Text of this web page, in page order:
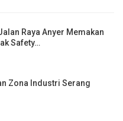
Raya Anyer Memakan
Safety…
Zona Industri Serang